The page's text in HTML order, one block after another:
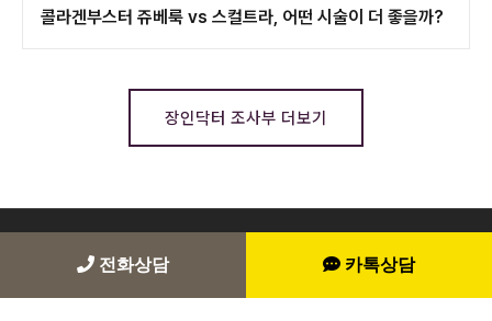
콜라겐부스터 쥬베룩 vs 스컬트라, 어떤 시술이 더 좋을까?
장인닥터 조사부 더보기
카톡상담
전화상담